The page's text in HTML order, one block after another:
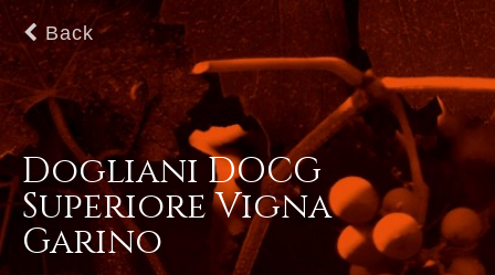
Back
Dogliani DOCG
Superiore Vigna
Garino